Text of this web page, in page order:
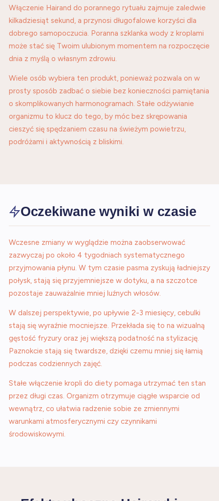
Włączenie Hairand do porannego rytuału zajmuje zaledwie
kilkadziesiąt sekund, a przynosi długofalowe korzyści dla
dobrego samopoczucia. Poranna szklanka wody z kroplami
może stać się Twoim ulubionym momentem na rozpoczęcie
dnia z myślą o własnym zdrowiu.
Wiele osób wybiera ten produkt, ponieważ pozwala on w
prosty sposób zadbać o siebie bez konieczności pamiętania
o skomplikowanych harmonogramach. Stałe odżywianie
organizmu to klucz do tego, by móc bez skrępowania
cieszyć się spędzaniem czasu na świeżym powietrzu,
podróżami i aktywnością z bliskimi.
Oczekiwane wyniki w czasie
Wczesne zmiany w wyglądzie można zaobserwować
zazwyczaj po około 4 tygodniach systematycznego
przyjmowania płynu. W tym czasie pasma zyskują ładniejszy
połysk, stają się przyjemniejsze w dotyku, a na szczotce
pozostaje zauważalnie mniej luźnych włosów.
W dalszej perspektywie, po upływie 2-3 miesięcy, cebulki
stają się wyraźnie mocniejsze. Przekłada się to na wizualną
gęstość fryzury oraz jej większą podatność na stylizację.
Paznokcie stają się twardsze, dzięki czemu mniej się łamią
podczas codziennych zajęć.
Stałe włączenie kropli do diety pomaga utrzymać ten stan
przez długi czas. Organizm otrzymuje ciągłe wsparcie od
wewnątrz, co ułatwia radzenie sobie ze zmiennymi
warunkami atmosferycznymi czy czynnikami
środowiskowymi.